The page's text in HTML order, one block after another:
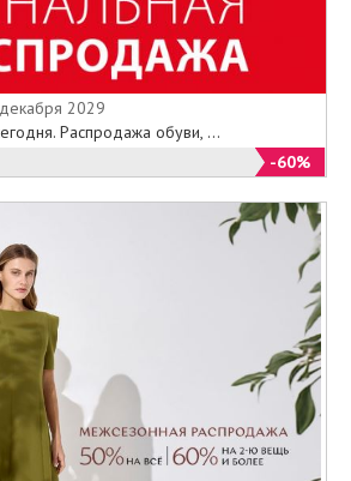
2029
Распродажа обуви, ...
-60%